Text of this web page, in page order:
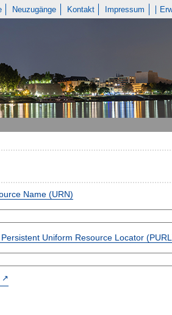
Neuzugänge Kontakt Impressum
Name (URN)
Persistent Uniform Resource Locator